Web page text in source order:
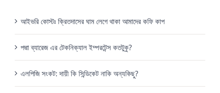
আইভরি কোস্টঃ ক্রিতদাসের ঘাম লেগে থাকা আমাদের কফি কাপ
পদ্মা ব্যারেজ এর টেকনিক্যাল ইম্পরটেন্স কতটুকু?
এলপিজি সংকট: দায়ী কি সিন্ডিকেট নাকি অন্যকিছু?